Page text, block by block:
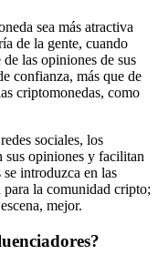
sea más atractiva
de la gente, cuando
las opiniones de sus
confianza, más que de
criptomonedas, como
sociales, los
sus opiniones y facilitan
se introduzca en las
para la comunidad cripto;
mejor.